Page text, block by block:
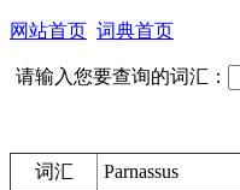
网站首页 词典首页
请输入您要查询的词汇：
词汇 Parnassus